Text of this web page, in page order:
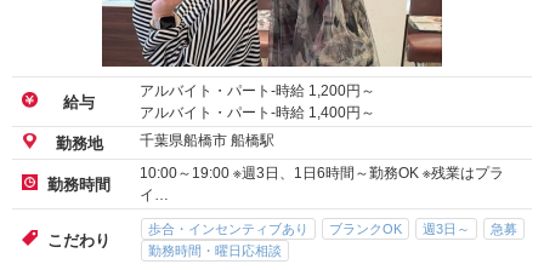
給与
アルバイト・パート-時給 1,200円～
アルバイト・パート-時給 1,400円～
勤務地 千葉県船橋市 船橋駅
勤務時間
10:00～19:00 ※週3日、1日6時間～勤務OK ※残業はプラ
イ…
こだわり
歩合・インセンティブあり ブランクOK 週3日～
急募
勤務時間・曜日応相談